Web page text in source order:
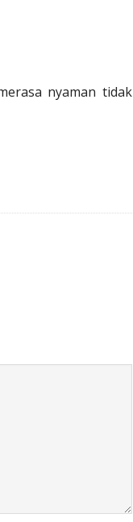
nyaman tidak